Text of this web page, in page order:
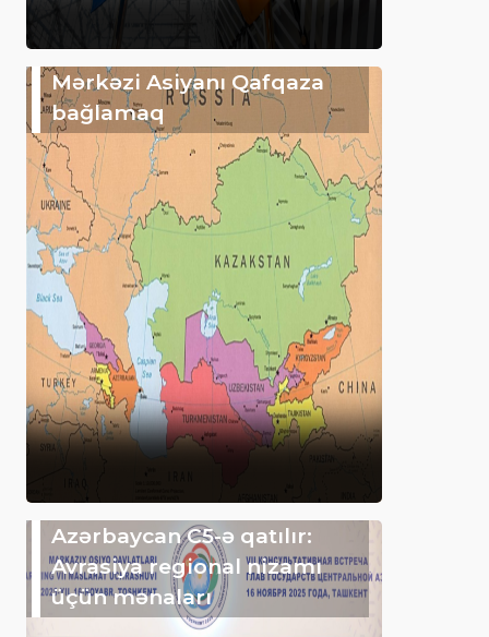
Mərkəzi Asiyanı Qafqaza
bağlamaq
Azərbaycan C5-ə qatılır:
Avrasiya regional nizamı
üçün mənaları